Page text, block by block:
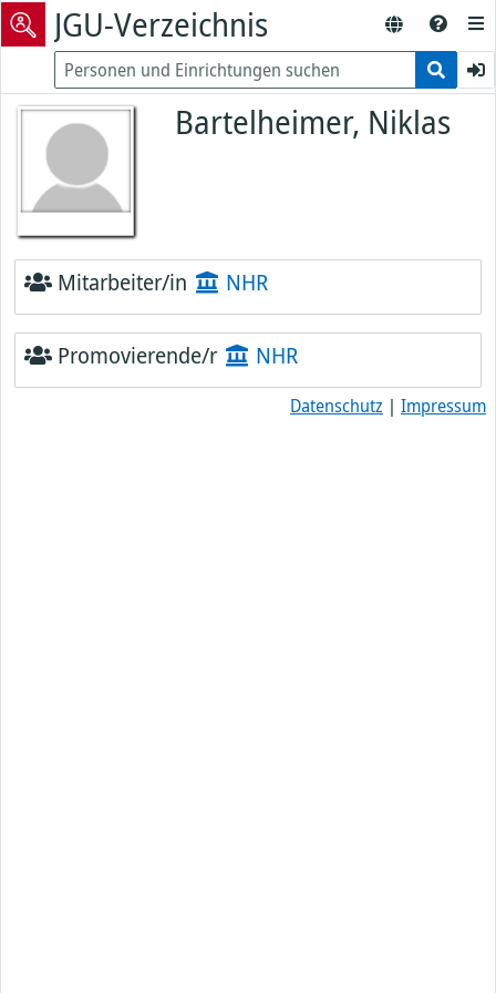
JGU-Verzeichnis
Bartelheimer, Niklas
Mitarbeiter/in NHR
Promovierende/r NHR
Datenschutz | Impressum